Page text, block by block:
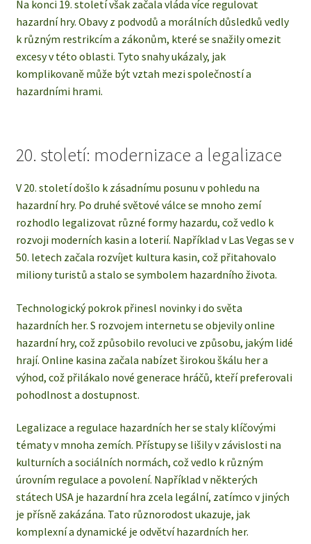
Na konci 19. století však začala vláda více regulovat
hazardní hry. Obavy z podvodů a morálních důsledků vedly
k různým restrikcím a zákonům, které se snažily omezit
excesy v této oblasti. Tyto snahy ukázaly, jak
komplikovaně může být vztah mezi společností a
hazardními hrami.
20. století: modernizace a legalizace
V 20. století došlo k zásadnímu posunu v pohledu na
hazardní hry. Po druhé světové válce se mnoho zemí
rozhodlo legalizovat různé formy hazardu, což vedlo k
rozvoji moderních kasin a loterií. Například v Las Vegas se v
50. letech začala rozvíjet kultura kasin, což přitahovalo
miliony turistů a stalo se symbolem hazardního života.
Technologický pokrok přinesl novinky i do světa
hazardních her. S rozvojem internetu se objevily online
hazardní hry, což způsobilo revoluci ve způsobu, jakým lidé
hrají. Online kasina začala nabízet širokou škálu her a
výhod, což přilákalo nové generace hráčů, kteří preferovali
pohodlnost a dostupnost.
Legalizace a regulace hazardních her se staly klíčovými
tématy v mnoha zemích. Přístupy se lišily v závislosti na
kulturních a sociálních normách, což vedlo k různým
úrovním regulace a povolení. Například v některých
státech USA je hazardní hra zcela legální, zatímco v jiných
je přísně zakázána. Tato různorodost ukazuje, jak
komplexní a dynamické je odvětví hazardních her.